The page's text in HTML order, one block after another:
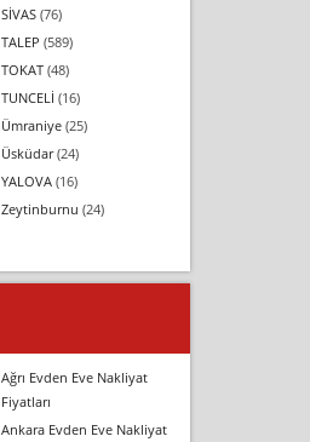
SİVAS(76)
TALEP (589)
TOKAT(48)
TUNCELİ (16)
Ümraniye(25)
Üsküdar(24)
YALOVA(16)
Zeytinburnu (24)
Ağrı Evden Eve Nakliyat
Fiyatları
Ankara Evden Eve Nakliyat